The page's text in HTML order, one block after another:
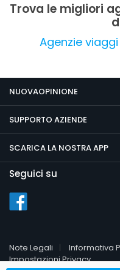
Trova le migliori
Agenzie
NUOVAOPINIONE
SUPPORTO AZIENDE
SCARICA LA NOSTRA APP
Seguici su
Note Legali Informativa
Impostazioni Privacy